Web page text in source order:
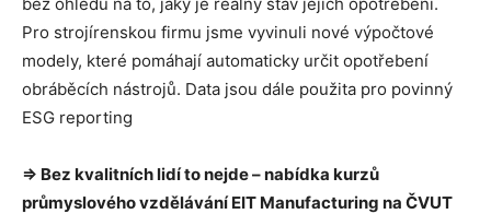
Pro strojírenskou firmu jsme vyvinuli nové výpočtové
modely, které pomáhají automaticky určit opotřebení
obráběcích nástrojů. Data jsou dále použita pro povinný
ESG reporting
⇒ Bez kvalitních lidí to nejde – nabídka kurzů
průmyslového vzdělávání EIT Manufacturing na ČVUT